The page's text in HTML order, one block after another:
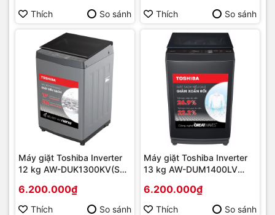
Thích
So sánh Thích So sánh
Máy giặt Toshiba Inverter
12 kg AW-DUK1300KV(SG)
6.200.000₫
Thích So sánh
Máy giặt Toshiba Inverter
13 kg AW-DUM1400LV
6.200.000₫
Thích So sánh